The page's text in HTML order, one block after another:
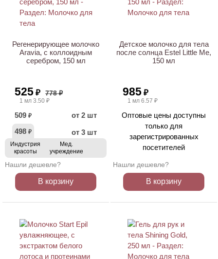
Регенерирующее молочко
Aravia, с коллоидным
серебром, 150 мл
525 ₽ 778 ₽
1 мл 3.50 ₽
509 ₽
от 2 шт
498 ₽ от 3 шт
Индустрия
красоты
Мед.
учреждение
Нашли дешевле?
В корзину
Детское молочко для тела
после солнца Estel Little Me,
150 мл
985 ₽
1 мл 6.57 ₽
Оптовые цены доступны
только для
зарегистрированных
посетителей
Нашли дешевле?
В корзину